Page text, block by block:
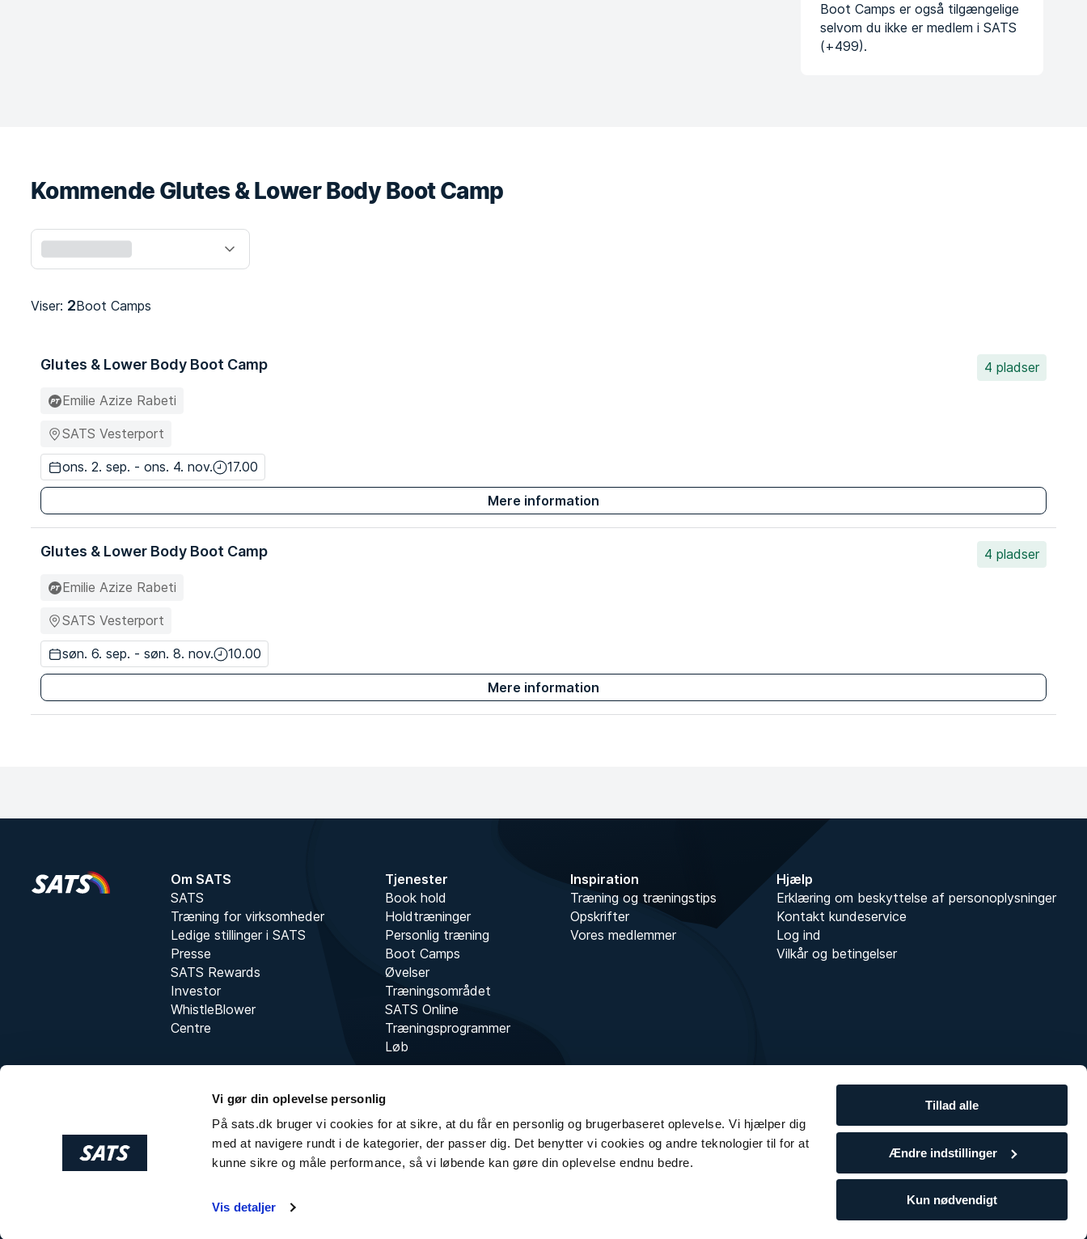
Vi gør din oplevelse personlig
På sats.dk bruger vi cookies for at sikre, at du får en personlig og brugerbaseret oplevelse. Vi hjælper dig
med at navigere rundt i de kategorier, der passer dig. Det benytter vi cookies og andre teknologier til for at
kunne sikre og måle performance, så vi løbende kan gøre din oplevelse endnu bedre.
Vis detaljer
Tillad alle
Ændre indstillinger
Kun nødvendigt
Boot Camps er også tilgængelige
selvom du ikke er medlem i SATS
(+499).
Kommende Glutes & Lower Body Boot Camp
Viser: 2Boot Camps
Glutes & Lower Body Boot Camp
Emilie Azize Rabeti
SATS Vesterport
ons. 2. sep. - ons. 4. nov. 17.00
4 pladser
Mere information
Glutes & Lower Body Boot Camp
Emilie Azize Rabeti
SATS Vesterport
søn. 6. sep. - søn. 8. nov. 10.00
4 pladser
Mere information
Om SATS
SATS
Træning for virksomheder
Ledige stillinger i SATS
Presse
SATS Rewards
Investor
WhistleBlower
Centre
Tjenester
Book hold
Holdtræninger
Personlig træning
Boot Camps
Øvelser
Træningsområdet
SATS Online
Træningsprogrammer
Løb
Inspiration
Træning og træningstips
Opskrifter
Vores medlemmer
Hjælp
Erklæring om beskyttelse af personoplysninger
Kontakt kundeservice
Log ind
Vilkår og betingelser
Copyright © SATS 2014 - 2026 • Sådan håndterer vicookiesogpersondata